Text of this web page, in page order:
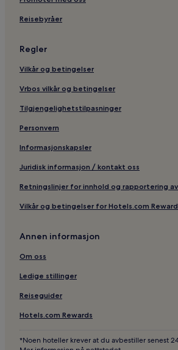
Reisebyråer
Regler
Vilkår og betingelser
Vrbos vilkår og betingelser
Tilgjengelighetstilpasninger
Personvern
Informasjonskapsler
Juridisk informasjon / kontakt oss
Retningslinjer for innhold og rapportering
Vilkår og betingelser for Hotels.com
Annen informasjon
Om oss
Ledige stillinger
Reiseguider
Hotels.com Rewards
*Noen hoteller krever at du avbestiller senest